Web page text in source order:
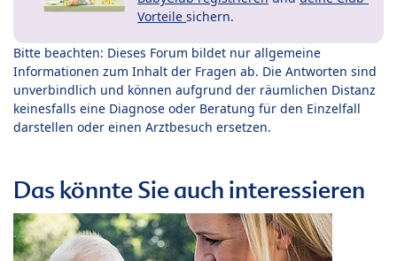
Vorteile sichern.
Bitte beachten: Dieses Forum bildet nur allgemeine
Informationen zum Inhalt der Fragen ab. Die Antworten sind
unverbindlich und können aufgrund der räumlichen Distanz
keinesfalls eine Diagnose oder Beratung für den Einzelfall
darstellen oder einen Arztbesuch ersetzen.
Das könnte Sie auch interessieren